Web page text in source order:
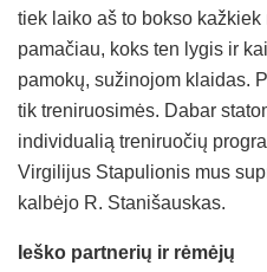
tiek laiko aš to bokso
pamačiau, koks ten lygis ir
pamokų, sužinojom klaidas.
tik treniruosimės. Dabar
individualią treniruočių
Virgilijus Stapulionis mus
kalbėjo R. Stanišauskas.
Ieško partnerių ir rėmėjų